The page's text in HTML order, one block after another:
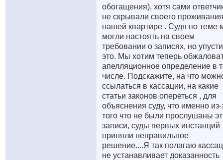
обогащения), хотя сами
не скрывали своего
нашей квартире . Судя по теме
могли настоять на своем
требовании о записях, но
это. Мы хотим теперь
апелляционное определение в
числе. Подскажите, на что
ссылаться в кассации, на какие
статьи законов опереться , для
объяснения суду, что именно из-
того что не были прослушаны
записи, суды первых инстанций
приняли неправильное
решение....Я так полагаю
не устанавливает доказанность